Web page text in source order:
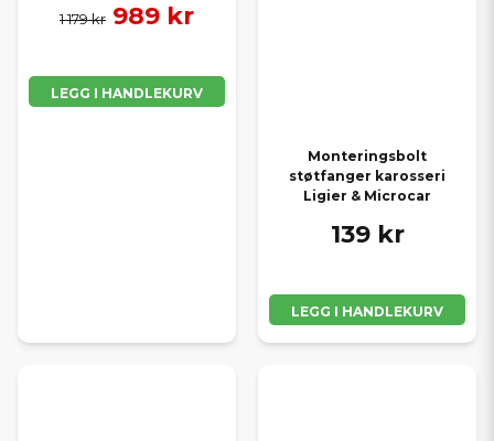
1 179 kr 989 kr
LEGG I HANDLEKURV
Monteringsbolt
støtfanger karosseri
Ligier & Microcar
139 kr
LEGG I HANDLEKURV